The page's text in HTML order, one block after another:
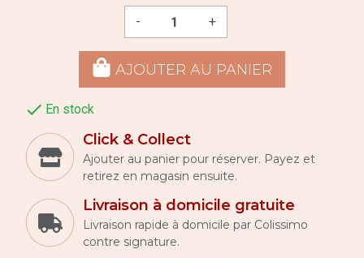
- +
AJOUTER AU PANIER
 En stock
Click & Collect
Ajouter au panier pour réserver. Payez et
retirez en magasin ensuite.
Livraison à domicile gratuite
Livraison rapide à domicile par Colissimo
contre signature.